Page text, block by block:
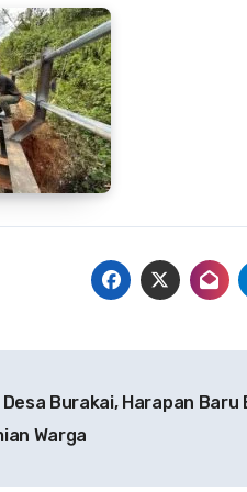
Burakai, Harapan Baru
Warga